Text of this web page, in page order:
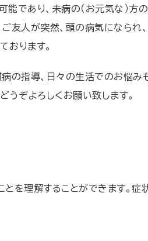
であり、未病の（お元気な）方
友人が突然、頭の病気になら
おります。
の指導、日々の生活でのお悩み
うぞよろしくお願い致します。
を理解することができます。